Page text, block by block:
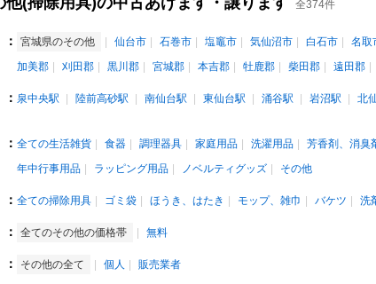
全374件
： 宮城県のその他 仙台市 石巻市 塩竈市 気仙沼市 白石市 名取
加美郡
刈田郡 黒川郡 宮城郡 本吉郡 牡鹿郡 柴田郡 遠田郡
： 泉中央駅 陸前高砂駅 南仙台駅 東仙台駅 涌谷駅 岩沼駅 北
： 全ての生活雑貨 食器 調理器具 家庭用品 洗濯用品 芳香剤、消臭
年中行事用品
ラッピング用品 ノベルティグッズ その他
： 全ての掃除用具 ゴミ袋 ほうき、はたき モップ、雑巾 バケツ 洗
： 全てのその他の価格帯 無料
： その他の全て 個人 販売業者